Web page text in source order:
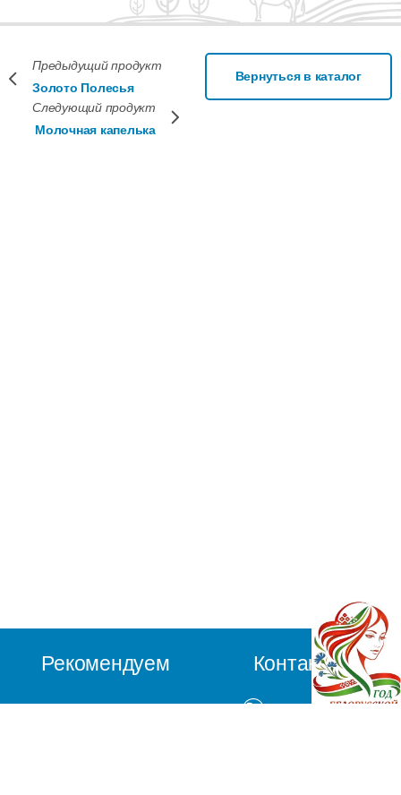
Предыдущий продукт
Золото Полесья
Вернуться в каталог
Следующий продукт
Молочная капелька
Рекомендуем Контакты